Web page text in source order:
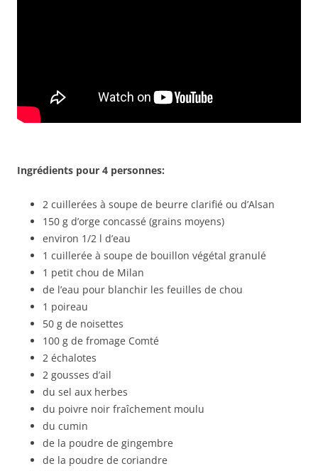
Ingrédients pour 4 personnes:
2 cuillerées à soupe de beurre clarifié ou d’Alsan
150 g d’orge concassé (grains moyens)
environ 1/2 l d’eau
1 cuillerée à soupe de bouillon végétal granulé
1 petit chou de Milan
de l’eau pour blanchir les feuilles de chou
1 poireau
50 g de noisettes
100 g de fromage Comté
2 échalotes
2 gousses d’ail
du sel aux herbes
du poivre noir fraîchement moulu
du cumin
de la poudre de gingembre
de la poudre de coriandre